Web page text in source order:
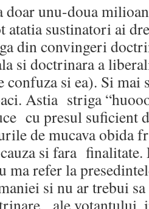
doar unu-doua
atatia sustinatori ai
din convingeri
si doctrinara a
confuza si ea). Si mai
Astia striga
cu presul suficient
de mucava obida
si fara finalitate.
ma refer la
si nu ar trebui
ale votantului,